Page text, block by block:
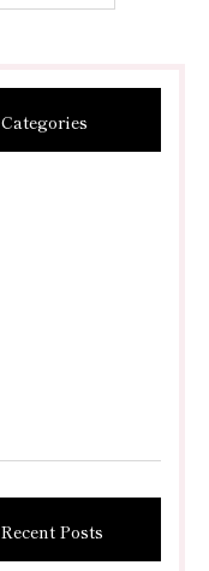
Categories
Recent Posts